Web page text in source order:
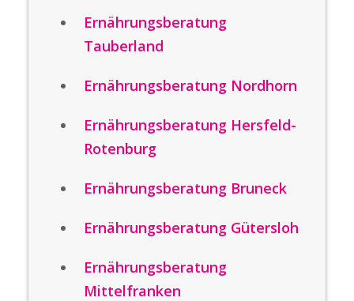
Ernährungsberatung
Tauberland
Ernährungsberatung Nordhorn
Ernährungsberatung Hersfeld-
Rotenburg
Ernährungsberatung Bruneck
Ernährungsberatung Gütersloh
Ernährungsberatung
Mittelfranken